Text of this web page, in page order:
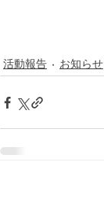
活動報告 お知らせ